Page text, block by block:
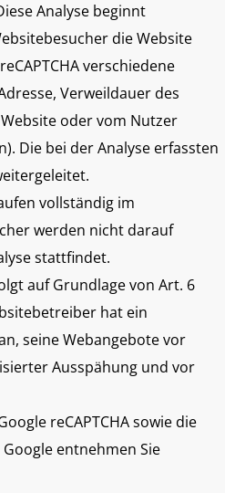
Analyse beginnt
die Website
verschiedene
Verweildauer des
oder vom Nutzer
Die bei der Analyse erfassten
vollständig im
werden nicht darauf
stattfindet.
auf Grundlage von Art. 6
hat ein
seine Webangebote vor
Ausspähung und vor
reCAPTCHA sowie die
entnehmen Sie